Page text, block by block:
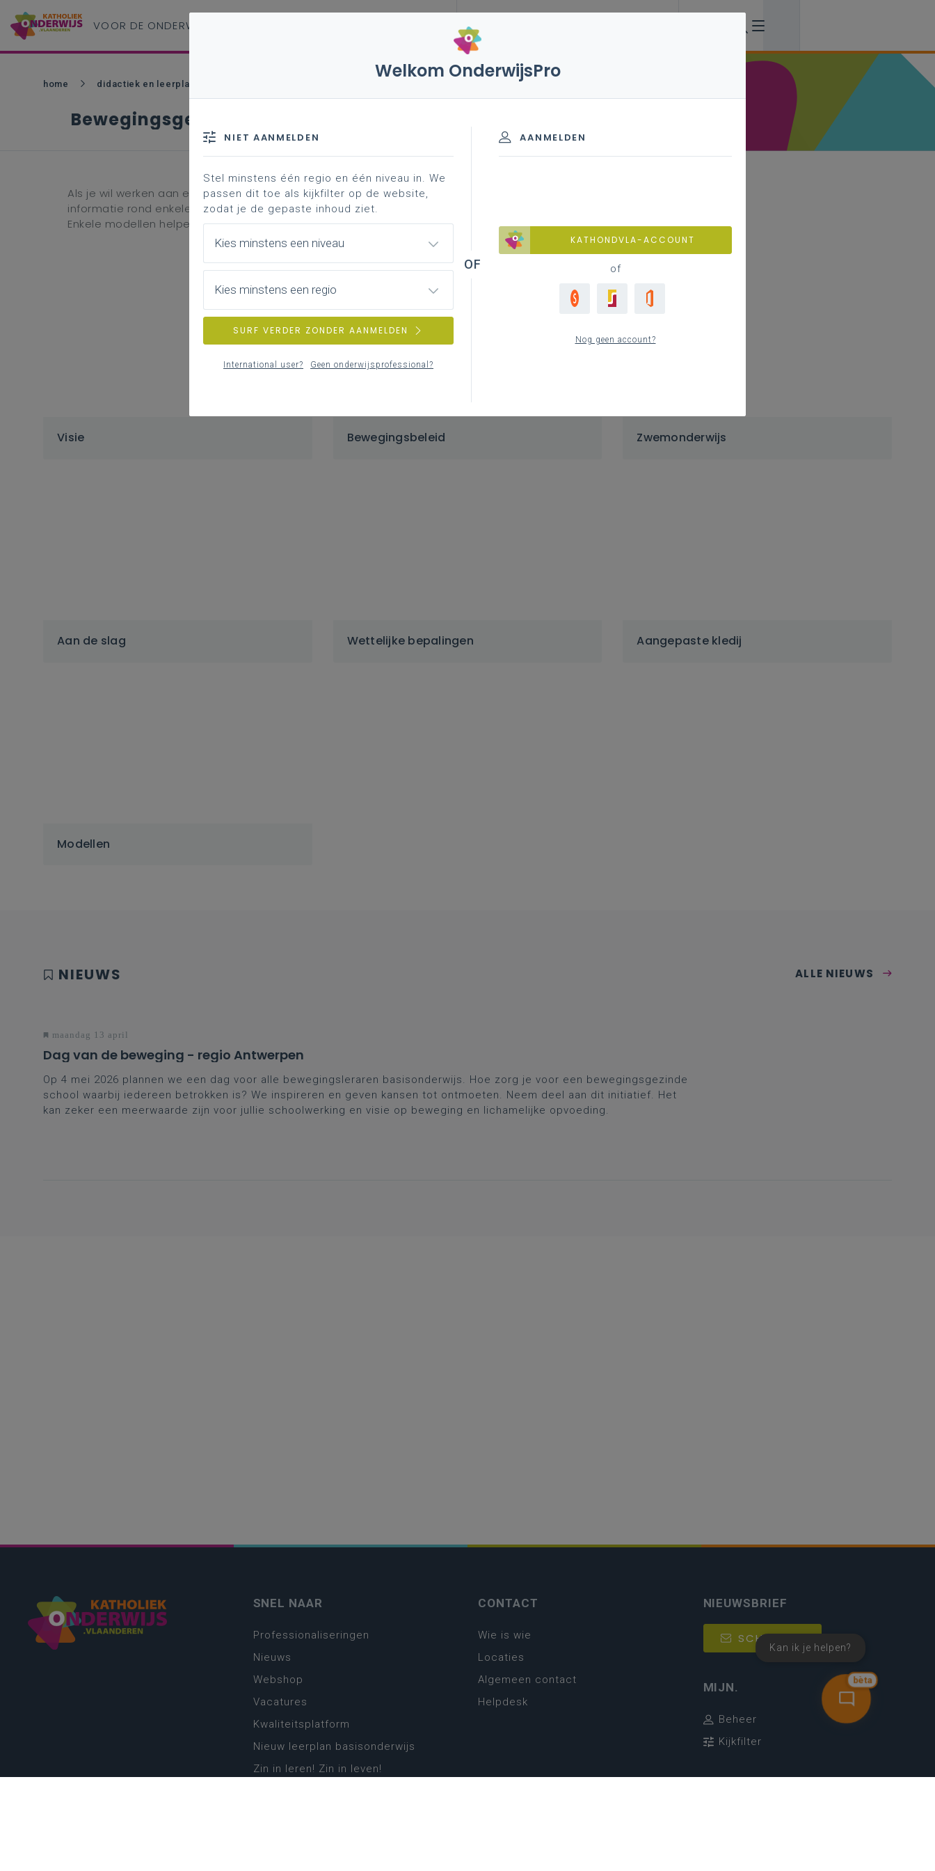
VOOR DE ONDERWIJS
home didactiek en leerplannen - bao bewegingsgezinde school
Bewegingsgezinde school
Als je wil werken aan een bewegingsgezinde basisschool, kun je hier inspiratie vinden. Naast een visie vind je ook
informatie rond enkele wettelijke bepalingen en antwoorden op vragen zoals ‘hoe zit het nu met zwemmen?’.
Enkele modellen helpen je mee op weg.
Visie Bewegingsbeleid Zwemonderwijs
Aan de slag Wettelijke bepalingen Aangepaste kledij
Modellen
NIEUWS ALLE NIEUWS
maandag 13 april
Dag van de beweging - regio Antwerpen
Op 4 mei 2026 plannen we een dag voor alle bewegingsleraren basisonderwijs. Hoe zorg je voor een bewegingsgezinde
school waarbij iedereen betrokken is? We inspireren en geven kansen tot ontmoeten. Neem deel aan dit initiatief. Het
kan zeker een meerwaarde zijn voor jullie schoolwerking en visie op beweging en lichamelijke opvoeding.
bèta
Kan ik je helpen?
SNEL NAAR
Professionaliseringen
Nieuws
Webshop
Vacatures
Kwaliteitsplatform
Nieuw leerplan basisonderwijs
Zin in leren! Zin in leven!
CONTACT
Wie is wie
Locaties
Algemeen contact
Helpdesk
NIEUWSBRIEF
SCHRIJF IN
MIJN.
Beheer
Kijkfilter
Welkom OnderwijsPro
AANMELDEN
KATHONDVLA-ACCOUNT
of
Nog geen account?
NIET AANMELDEN
Stel minstens één regio en één niveau in. We
passen dit toe als kijkfilter op de website,
zodat je de gepaste inhoud ziet.
Kies minstens een niveau
Kies minstens een regio
SURF VERDER ZONDER AANMELDEN
International user? Geen onderwijsprofessional?